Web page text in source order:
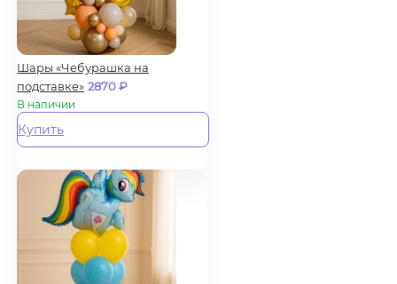
Шары «Чебурашка на
подставке» 2870₽
В наличии
Купить